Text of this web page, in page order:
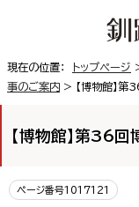
現在の位置： トップページ
事のご案内 > 【博物館】第
【博物館】第36回
ページ番号1017121